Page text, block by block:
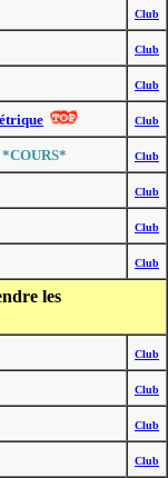
Club
Club
Club
Club
*COURS* Club
Club
Club
Club
les
Club
Club
Club
Club